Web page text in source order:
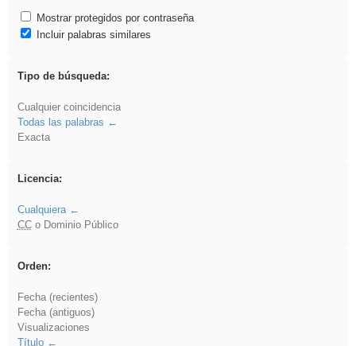
Mostrar protegidos por contraseña
Incluir palabras similares
Tipo de búsqueda:
Cualquier coincidencia
Todas las palabras
Exacta
Licencia:
Cualquiera
CCo Dominio Público
Orden:
Fecha (recientes)
Fecha (antiguos)
Visualizaciones
Título